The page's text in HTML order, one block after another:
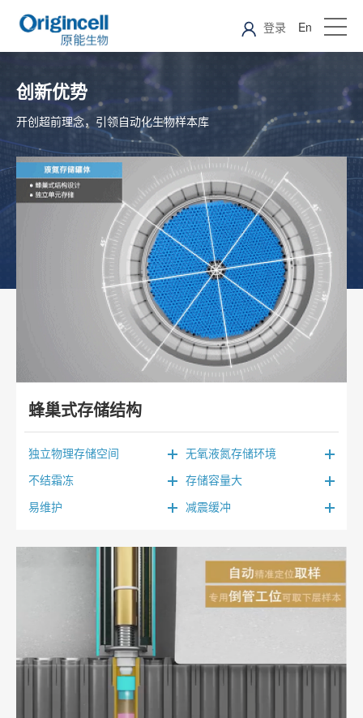
登录 En
创新优势
开创超前理念，引领自动化生物样本库
蜂巢式存储结构
独立物理存储空间
不结霜冻
易维护
无氧液氮存储环境
存储容量大
减震缓冲